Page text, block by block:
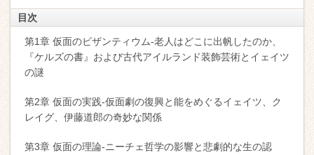
目次
第1章 仮面のビザンティウム-老人はどこに出帆したのか、
『ケルズの書』および古代アイルランド装飾芸術とイェイツ
の謎
第2章 仮面の実践-仮面劇の復興と能をめぐるイェイツ、ク
レイグ、伊藤道郎の奇妙な関係
第3章 仮面の理論-ニーチェ哲学の影響と悲劇的な生の認